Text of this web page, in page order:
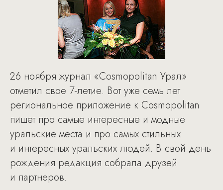
26 ноября журнал «Cosmopolitan Урал»
отметил свое 7-летие. Вот уже семь лет
региональное приложение к Cosmopolitan
пишет про самые интересные и модные
уральские места и про самых стильных
и интересных уральских людей. В свой день
рождения редакция собрала друзей
и партнеров.